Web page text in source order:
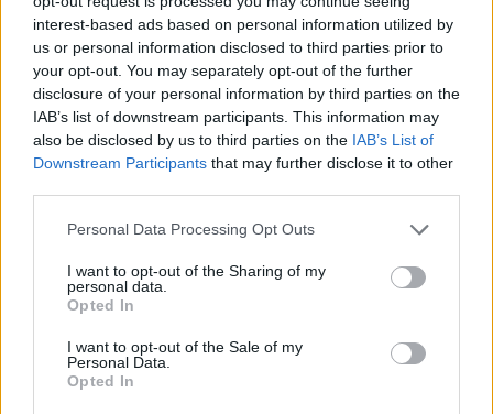
interest-based ads based on personal information utilized by
us or personal information disclosed to third parties prior to
your opt-out. You may separately opt-out of the further
disclosure of your personal information by third parties on the
IAB’s list of downstream participants. This information may
also be disclosed by us to third parties on the IAB’s List of
Downstream Participants that may further disclose it to other
Please note that this website/app uses one or more Google
not limited to your visit or usage behaviour. You may click to
grant or deny consent to Google and its third-party tags to
use your data for below specified purposes in below Google
consent section.
Personal Data Processing Opt Outs
I want to opt-out of the Sharing of my
personal data.
Opted In
I want to opt-out of the Sale of my
Personal Data.
Opted In
Νότιας Ουαλίας της Αυστραλίας για την ενίσχυση των
Η υπουργός Πολιτισμού συναντήθηκε με τους
ελληνικής καταγωγής Αυστραλούς υπουργούς, Στιβ
Κάμπερ και Σόφι Κότσις